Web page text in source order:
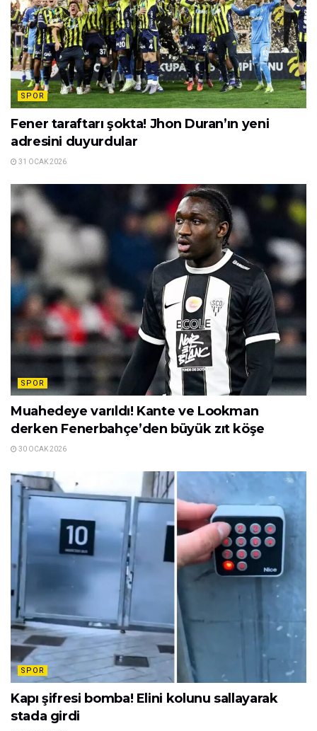
SPOR
Fener taraftarı şokta! Jhon Duran’ın yeni
adresini duyurdular
31 OCAK 2026
SPOR
Muahedeye varıldı! Kante ve Lookman
derken Fenerbahçe’den büyük zıt köşe
30 OCAK 2026
SPOR
Kapı şifresi bomba! Elini kolunu sallayarak
stada girdi